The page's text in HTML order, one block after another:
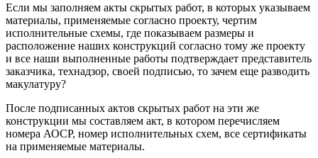
Если мы заполняем акты скрытых работ, в которых указываем
материалы, применяемые согласно проекту, чертим
исполнительные схемы, где показываем размеры и
расположение наших конструкций согласно тому же проекту
и все наши выполненные работы подтверждает представитель
заказчика, технадзор, своей подписью, то зачем еще разводить
макулатуру?
После подписанных актов скрытых работ на эти же
конструкции мы составляем акт, в котором перечисляем
номера АОСР, номер исполнительных схем, все сертификаты
на применяемые материалы.